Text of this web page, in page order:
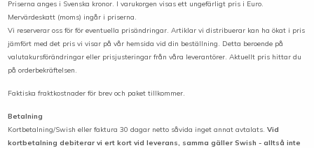
Priserna anges i Svenska kronor. I varukorgen visas ett ungefärligt pris i Euro.
Mervärdeskatt (moms) ingår i priserna.
Vi reserverar oss för för eventuella prisändringar. Artiklar vi distribuerar kan ha ökat i pris
jämfört med det pris vi visar på vår hemsida vid din beställning. Detta beroende på
valutakursförändringar eller prisjusteringar från våra leverantörer. Aktuellt pris hittar du
på orderbekräftelsen.
Faktiska fraktkostnader för brev och paket tillkommer.
Betalning
Kortbetalning/Swish eller faktura 30 dagar netto såvida inget annat avtalats. Vid
kortbetalning debiterar vi ert kort vid leverans, samma gäller Swish - alltså inte